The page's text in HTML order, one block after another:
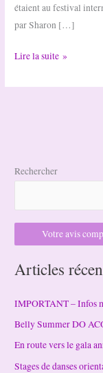
étaient au festival
par Sharon […]
Les
orientales
Lire la suite »
Rechercher
Votre avis
Articles
IMPORTANT – Infos
Belly Summer DO
En route vers le gala
Stages de danses